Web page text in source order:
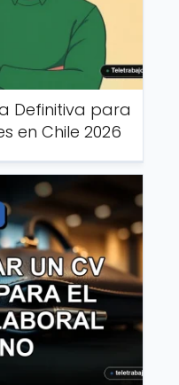
Definitiva para
en Chile 2026